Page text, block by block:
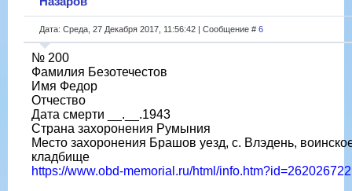
Дата: Среда, 27 Декабря 2017, 11:56:42 | Сообщение # 6
№ 200
Фамилия Безотечестов
Имя Федор
Отчество
Дата смерти __.__.1943
Страна захоронения Румыния
Место захоронения Брашов уезд, с. Влэдень,
кладбище
https://www.obd-memorial.ru/html/info.htm?id=262026722